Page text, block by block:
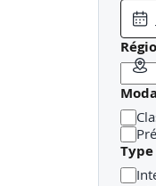
Code
Les
Fiche
Les
Méthode